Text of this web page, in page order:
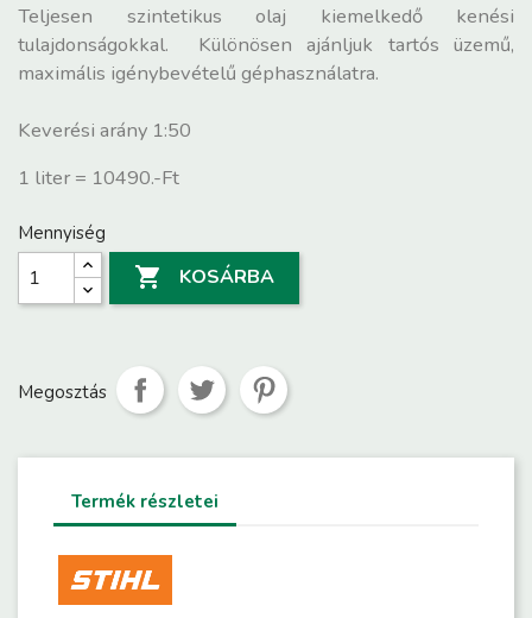
Teljesen szintetikus olaj kiemelkedő kenési
tulajdonságokkal. Különösen ajánljuk tartós üzemű,
maximális igénybevételű géphasználatra.
Keverési arány 1:50
1 liter = 10490.-Ft
Mennyiség
 KOSÁRBA
Megosztás
Termék részletei